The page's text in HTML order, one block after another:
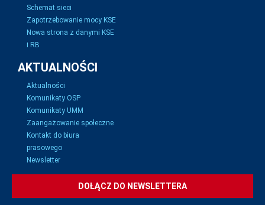
Schemat sieci
Zapotrzebowanie mocy KSE
Nowa strona z danymi KSE
i RB
AKTUALNOŚCI
Aktualności
Komunikaty OSP
Komunikaty UMM
Zaangażowanie społeczne
Kontakt do biura
prasowego
Newsletter
DOŁĄCZ DO NEWSLETTERA